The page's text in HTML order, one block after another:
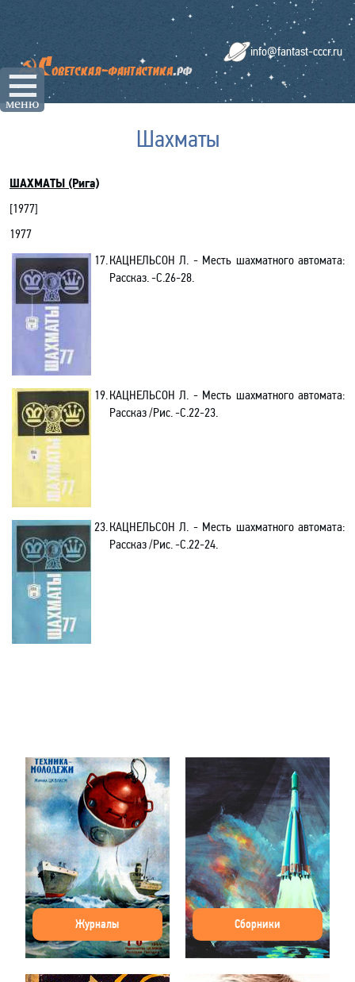
☰
меню
info@fantast-cccr.ru
Шахматы
ШАХМАТЫ (Рига)
[1977]
1977
17.КАЦНЕЛЬСОН Л. - Месть шахматного автомата:
Рассказ. -С.26-28.
19.КАЦНЕЛЬСОН Л. - Месть шахматного автомата:
Рассказ /Рис. -С.22-23.
23.КАЦНЕЛЬСОН Л. - Месть шахматного автомата:
Рассказ /Рис. -С.22-24.
Журналы Сборники